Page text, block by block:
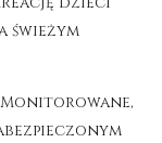
świeżym
Monitorowane,